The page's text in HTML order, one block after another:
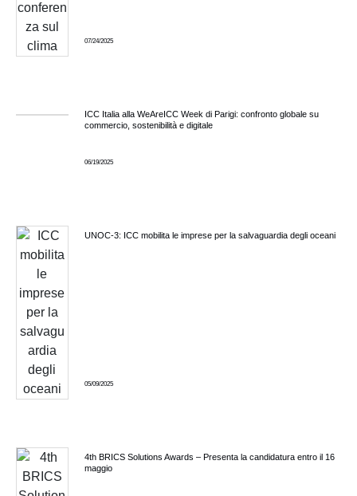
07/24/2025
ICC Italia alla WeAreICC Week di Parigi: confronto globale su
commercio, sostenibilità e digitale
06/19/2025
UNOC-3: ICC mobilita le imprese per la salvaguardia degli oceani
05/09/2025
4th BRICS Solutions Awards – Presenta la candidatura entro il 16
maggio